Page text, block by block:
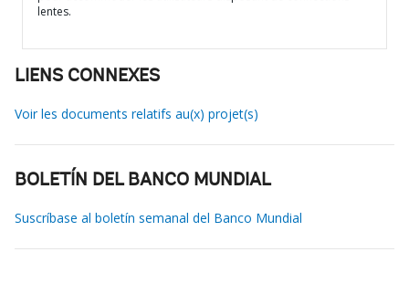
lentes.
LIENS CONNEXES
Voir les documents relatifs au(x) projet(s)
BOLETÍN DEL BANCO MUNDIAL
Suscríbase al boletín semanal del Banco Mundial